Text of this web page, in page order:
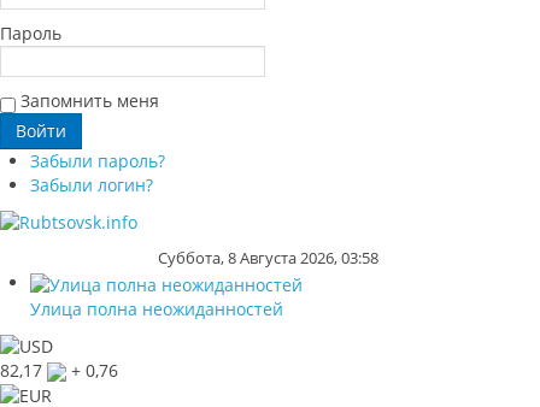
Пароль
Запомнить меня
Забыли пароль?
Забыли логин?
Суббота, 8 Августа 2026, 03:58
Улица полна неожиданностей
82,17 + 0,76